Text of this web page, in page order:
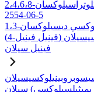
2،4،6،8-تيتراميثيل-2،4،6،8-تيترافينيل سيكلوتراسيلوكسان CAS:
2554-06-5
فينيل سيلان